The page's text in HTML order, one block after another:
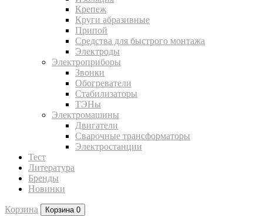
Крепеж
Круги абразивные
Припой
Средства для быстрого монтажа
Электроды
Электроприборы
Звонки
Обогреватели
Стабилизаторы
ТЭНы
Электромашины
Двигатели
Сварочные трансформаторы
Электростанции
Тест
Литература
Бренды
Новинки
Корзина Корзина 0